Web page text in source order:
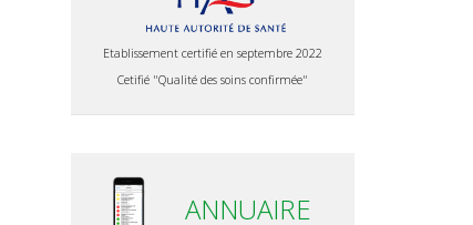
Etablissement certifié en septembre 2022
Cetifié "Qualité des soins confirmée"
ANNUAIRE